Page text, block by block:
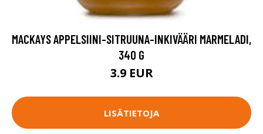
MACKAYS APPELSIINI-SITRUUNA-INKIVÄÄRI MARMELADI,
340 G
3.9 EUR
LISÄTIETOJA